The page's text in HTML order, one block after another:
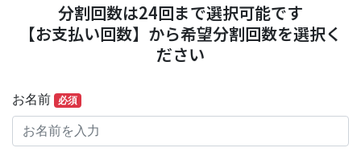
分割回数は24回まで選択可能です
【お支払い回数】から希望分割回数を選択く
ださい
お名前 必須